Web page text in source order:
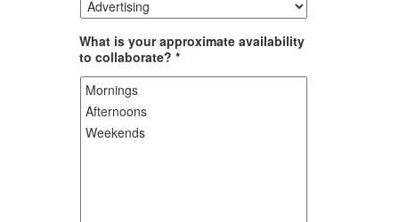
What is your approximate availability
to collaborate? *